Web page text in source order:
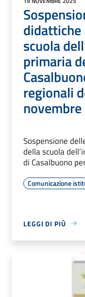
didattiche
scuola
primaria
regionali
Sospensione
della scuola
di Casalbuono
Comunicazione
LEGGI DI PIÙ